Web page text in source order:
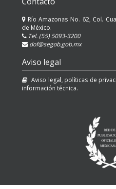
Río Amazonas No. 62, Col.
de México.
Tel. (55) 5093-3200
dof@segob.gob.mx
Aviso legal
Aviso legal, políticas de
información técnica.